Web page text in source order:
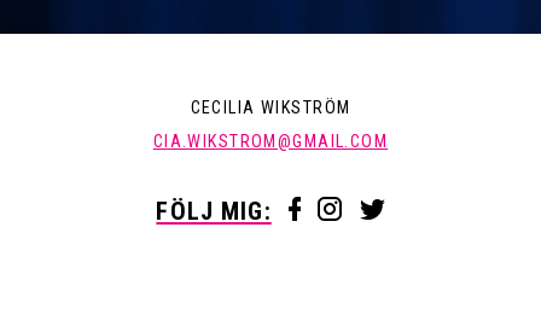
CECILIA WIKSTRÖM
CIA.WIKSTROM@GMAIL.COM
FÖLJ MIG: